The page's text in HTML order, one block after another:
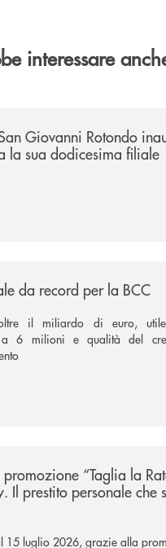
interessare
Giovanni Rotondo
la sua dodicesima filiale
da record per la BCC
oltre il miliardo di euro,
a 6 milioni e qualità del
“Taglia la
Il prestito personale che
15 luglio 2026, grazie alla